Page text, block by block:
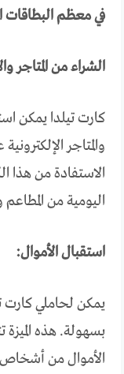
في معظم البطاقات
الشراء من المتاجر
كارت تيلدا يمكن
والمتاجر
الاستفادة من هذا
اليومية من
استقبال الأموال:
يمكن لحاملي كارت
بسهولة. هذه
الأموال من